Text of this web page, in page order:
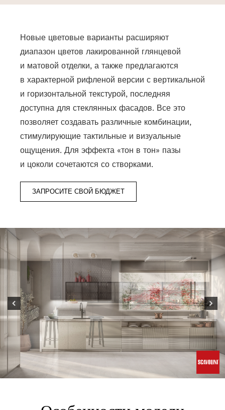
Новые цветовые варианты расширяют
диапазон цветов лакированной глянцевой
и матовой отделки, а также предлагаются
в характерной рифленой версии с вертикальной
и горизонтальной текстурой, последняя
доступна для стеклянных фасадов. Все это
позволяет создавать различные комбинации,
стимулирующие тактильные и визуальные
ощущения. Для эффекта «тон в тон» пазы
и цоколи сочетаются со створками.
ЗАПРОСИТЕ СВОЙ БЮДЖЕТ